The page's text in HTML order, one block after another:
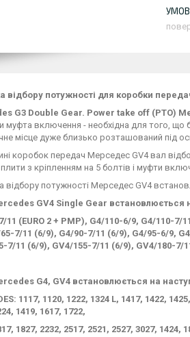
відбору потужності для коробки
G3 Double Gear. Power take off (PTO)
муфта включення - необхідна для того, що
місце дуже близько розташований під
коробок передач Мерседес GV4 вал
з кріпленням на 5 болтів і муфти
відбору потужності Мерседес GV4
GV4 Single Gear встановлюється
11 (EURO 2 + PMP), G4/110-6/9, G4/110-
7/11 (6/9), G4/90-7/11 (6/9), G4/95-6/9,
7/11 (6/9), GV4/155-7/11 (6/9), GV4/180-
G4, GV4 встановлюється на
1117, 1120, 1222, 1324 L, 1417, 1422,
1419, 1617, 1722,
1827, 2232, 2517, 2521, 2527, 3027, 1424,